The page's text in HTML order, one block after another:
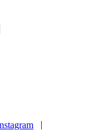
|